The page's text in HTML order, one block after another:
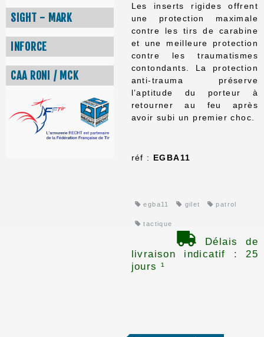
SIGHT - MARK
INFORCE
CAA RONI / MCK
Les inserts rigides offrent
une protection maximale
contre les tirs de carabine
et une meilleure protection
contre les traumatismes
contondants. La protection
anti-trauma préserve
l’aptitude du porteur à
retourner au feu après
avoir subi un premier choc.
réf : EGBA11
egba11 gilet patrol
tactique
Délais de
livraison indicatif : 25
jours ¹